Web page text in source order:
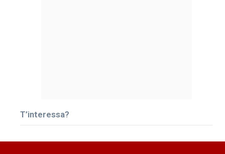
T’interessa?